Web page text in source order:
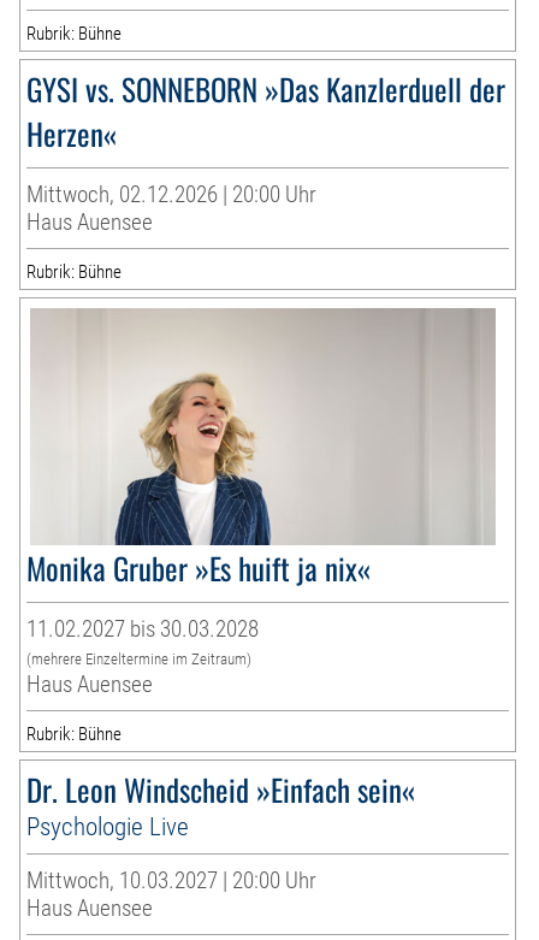
Rubrik: Bühne
GYSI vs. SONNEBORN »Das Kanzlerduell der
Herzen«
Mittwoch, 02.12.2026 | 20:00 Uhr
Haus Auensee
Rubrik: Bühne
Monika Gruber »Es huift ja nix«
11.02.2027 bis 30.03.2028
(mehrere Einzeltermine im Zeitraum)
Haus Auensee
Rubrik: Bühne
Dr. Leon Windscheid »Einfach sein«
Psychologie Live
Mittwoch, 10.03.2027 | 20:00 Uhr
Haus Auensee